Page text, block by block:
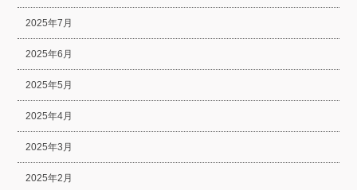
2025年7月
2025年6月
2025年5月
2025年4月
2025年3月
2025年2月